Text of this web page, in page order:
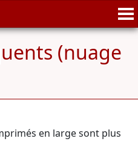
(nuage
en large sont plus